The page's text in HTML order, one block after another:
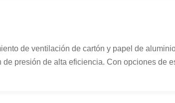
de ventilación de cartón y papel de
presión de alta eficiencia. Con opciones de